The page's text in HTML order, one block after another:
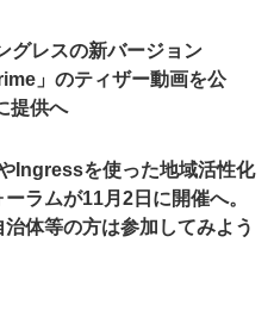
グレスの新バージョン
」のティザー動画を公
提供へ
Ingressを使った地域活性化
ラムが11月2日に開催へ。
治体等の方は参加してみよう